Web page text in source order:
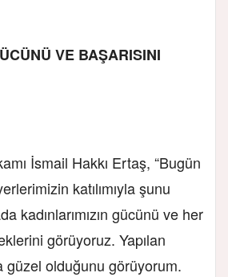
VE BAŞARISINI
İsmail Hakkı Ertaş, “Bugün
katılımıyla şunu
kadınlarımızın gücünü ve her
görüyoruz. Yapılan
güzel olduğunu görüyorum.